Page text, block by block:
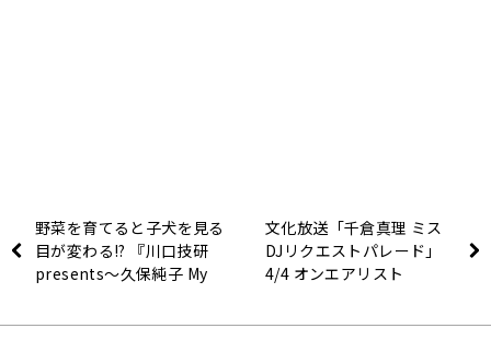
野菜を育てると子犬を見る
目が変わる!? 『川口技研
presents～久保純子 My
文化放送「千倉真理 ミス
DJリクエストパレード」
4/4 オンエアリスト